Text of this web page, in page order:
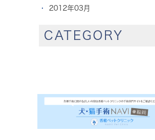
2012年03月
CATEGORY